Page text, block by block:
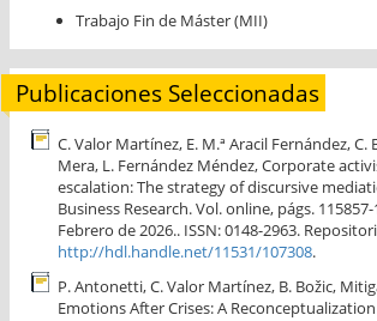
Trabajo Fin de Máster (MII)
Publicaciones Seleccionadas
C. Valor Martínez, E. M.ª Aracil Fernández, C.
Mera, L. Fernández Méndez, Corporate
escalation: The strategy of discursive
Business Research. Vol. online, págs.
Febrero de 2026.. ISSN: 0148-2963.
http://hdl.handle.net/11531/107308.
P. Antonetti, C. Valor Martínez, B. Božic,
Emotions After Crises: A